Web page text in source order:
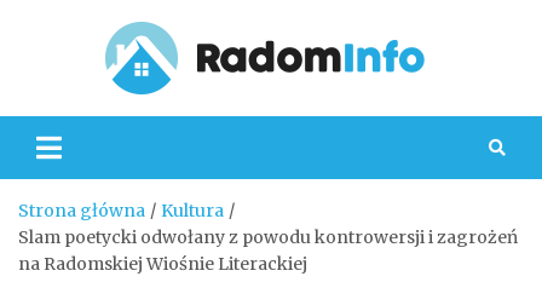
Strona główna
Kultura
Slam poetycki odwołany z powodu kontrowersji i zagrożeń
na Radomskiej Wiośnie Literackiej